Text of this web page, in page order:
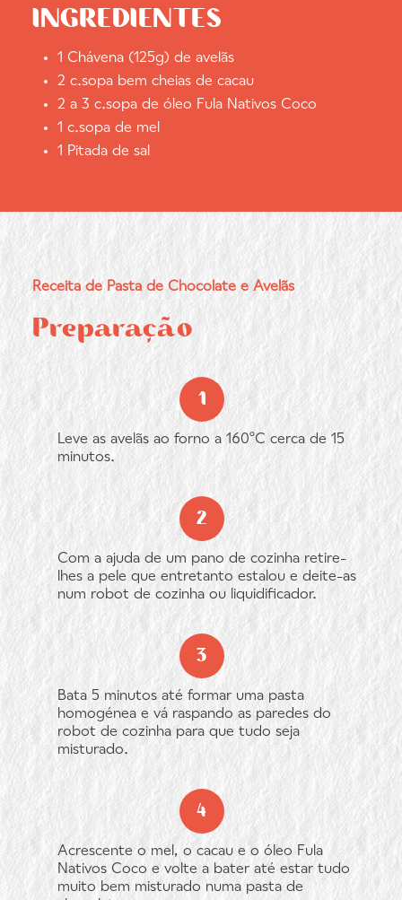
Receita de Pasta de Chocolate e Avelãs
Preparação
Leve as avelãs ao forno a 160ºC cerca de 15
minutos.
Com a ajuda de um pano de cozinha retire-
lhes a pele que entretanto estalou e deite-as
num robot de cozinha ou liquidificador.
Bata 5 minutos até formar uma pasta
homogénea e vá raspando as paredes do
robot de cozinha para que tudo seja
misturado.
Acrescente o mel, o cacau e o óleo Fula
Nativos Coco e volte a bater até estar tudo
muito bem misturado numa pasta de
INGREDIENTES
1 Chávena (125g) de avelãs
2 c.sopa bem cheias de cacau
2 a 3 c.sopa de óleo Fula Nativos Coco
1 c.sopa de mel
1 Pitada de sal